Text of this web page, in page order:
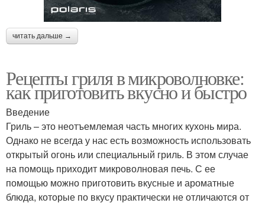
читать дальше →
Рецепты гриля в микроволновке:
как приготовить вкусно и быстро
Введение
Гриль – это неотъемлемая часть многих кухонь мира.
Однако не всегда у нас есть возможность использовать
открытый огонь или специальный гриль. В этом случае
на помощь приходит микроволновая печь. С ее
помощью можно приготовить вкусные и ароматные
блюда, которые по вкусу практически не отличаются от